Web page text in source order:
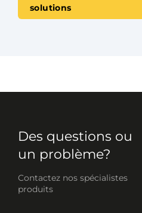
solutions
Des questions ou
un problème?
Contactez nos spécialistes
produits